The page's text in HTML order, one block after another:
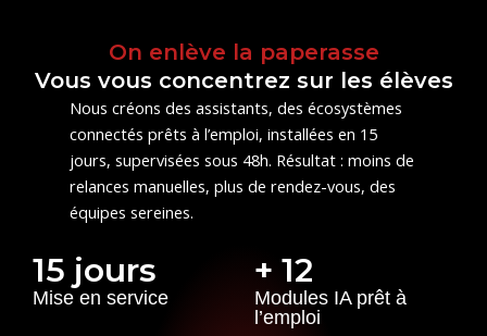
On enlève la paperasse
Vous vous concentrez sur les élèves
Nous créons des assistants, des écosystèmes
connectés prêts à l’emploi, installées en 15
jours, supervisées sous 48h. Résultat : moins de
relances manuelles, plus de rendez-vous, des
équipes sereines.
15 jours
Mise en service
+ 12
Modules IA prêt à
l’emploi